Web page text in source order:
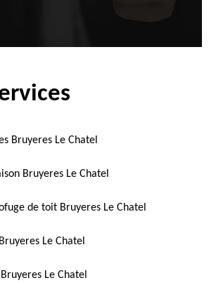
Bruyeres Le Chatel
Bruyeres Le Chatel
de toit Bruyeres Le Chatel
Le Chatel
Le Chatel